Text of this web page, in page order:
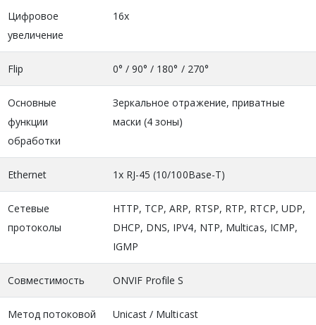
Цифровое
увеличение
16x
Flip 0° / 90° / 180° / 270°
Основные
функции
обработки
Зеркальное отражение, приватные
маски (4 зоны)
Ethernet 1x RJ-45 (10/100Base-T)
Сетевые
протоколы
HTTP, TCP, ARP, RTSP, RTP, RTCP, UDP,
DHCP, DNS, IPV4, NTP, Multicas, ICMP,
IGMP
Совместимость ONVIF Profile S
Метод потоковой
Unicast / Multicast